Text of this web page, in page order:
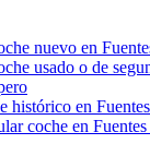
nuevo en
usado o de
histórico en
coche en